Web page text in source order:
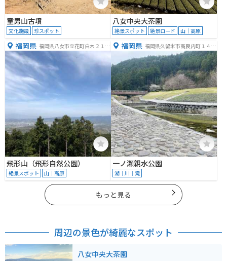
童男山古墳
文化施設 珍スポット
八女中央大茶園
絶景スポット 絶景ロード 山｜高原
福岡県 福岡県八女市立花町白木２１７
飛形山（飛形自然公園）
絶景スポット 山｜高原
福岡県 福岡県久留米市高良内町１４３
９−１７
一ノ瀬親水公園
湖｜川｜滝
もっと見る
周辺の景色が綺麗なスポット
八女中央大茶園